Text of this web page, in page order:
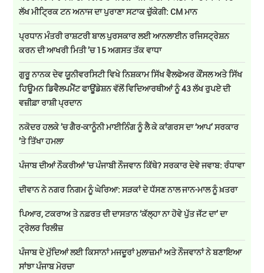
ਲੱਖ ਮੀਟ੍ਰਿਕ ਟਨ ਅਨਾਜ ਦਾ ਪੁਰਾਣਾ ਸਟਾਕ ਚੁੱਕੇਗੀ: CM ਮਾਨ
ਪ੍ਰਧਾਨ ਮੰਤਰੀ ਰਾਸ਼ਟਰੀ ਬਾਲ ਪੁਰਸਕਾਰ ਲਈ ਆਨਲਾਈਨ ਰਜਿਸਟ੍ਰੇਸ਼ਨ
ਕਰਨ ਦੀ ਆਖਰੀ ਮਿਤੀ ’ਚ 15 ਅਗਸਤ ਤੱਕ ਵਾਧਾ
ਗੁਰੂ ਨਾਨਕ ਦੇਵ ਯੂਨੀਵਰਸਿਟੀ ਵਿਖੇ ਨਿਸ਼ਕਾਮ ਸਿੱਖ ਵੈਲਫੇਅਰ ਕੌਂਸਲ ਅਤੇ ਸਿੱਖ
ਹਿਊਮਨ ਡਿਵੈਲਪਮੈਂਟ ਫਾਊਂਡੇਸ਼ਨ ਵੱਲੋਂ ਵਿਦਿਆਰਥੀਆਂ ਨੂੰ 43 ਲੱਖ ਰੁਪਏ ਦੀ
ਵਜ਼ੀਫ਼ਾ ਰਾਸ਼ੀ ਪ੍ਰਦਾਨ
ਨਕੋਦਰ ਹਲਕੇ ’ਚ ਗੈਰ-ਕਾਨੂੰਨੀ ਮਾਈਨਿੰਗ ਨੂੰ ਲੈ ਕੇ ਕਾਂਗਰਸ ਦਾ ‘ਆਪ’ ਸਰਕਾਰ
’ਤੇ ਤਿੱਖਾ ਹਮਲਾ
ਪੰਜਾਬ ਦੀਆਂ ਨੌਕਰੀਆਂ ’ਚ ਪੰਜਾਬੀ ਨੌਜਵਾਨ ਕਿੱਥੇ? ਸਰਕਾਰ ਦੇਵੇ ਜਵਾਬ: ਰੰਧਾਵਾ
ਦੀਵਾਨ ਨੇ ਨਗਰ ਨਿਗਮ ਨੂੰ ਘੇਰਿਆ: ਸੜਕਾਂ ਦੇ ਧੱਸਣ ਨਾਲ ਜਾਨ-ਮਾਲ ਨੂੰ ਖ਼ਤਰਾ
ਪਿਆਰ, ਟਕਰਾਅ ਤੇ ਨਫ਼ਰਤ ਦੀ ਦਾਸਤਾਨ ‘ਕੱਲ੍ਹਾ ਨਾ ਹੋਵੇ ਪੁੱਤ ਜੱਟ ਦਾ’ ਦਾ
ਟ੍ਰੇਲਰ ਰਿਲੀਜ਼
ਪੰਜਾਬ ਦੇ ਮੁੱਦਿਆਂ ਲਈ ਕਿਸਾਨਾਂ ਮਜਦੂਰਾਂ ਮੁਲਾਜ਼ਮਾਂ ਅਤੇ ਨੌਜਵਾਨਾਂ ਨੇ ਬਣਾਇਆ
ਸਾਂਝਾ ਪੰਜਾਬ ਮੋਰਚਾ